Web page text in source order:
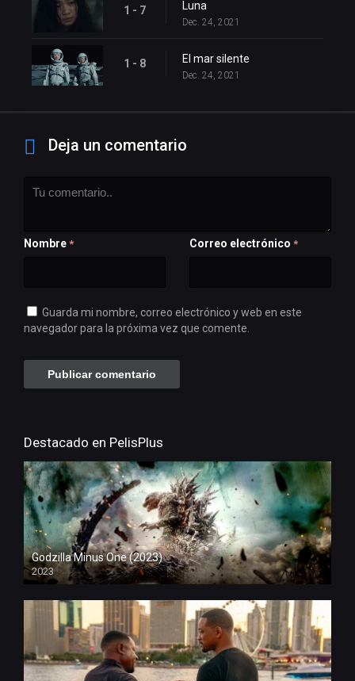
1 - 7 Luna
Dec. 24, 2021
1 - 8 El mar silente
Dec. 24, 2021
Deja un comentario
Nombre * Correo electrónico *
Guarda mi nombre, correo electrónico y web en este
navegador para la próxima vez que comente.
Destacado en PelisPlus
Godzilla Minus One (2023)
2023